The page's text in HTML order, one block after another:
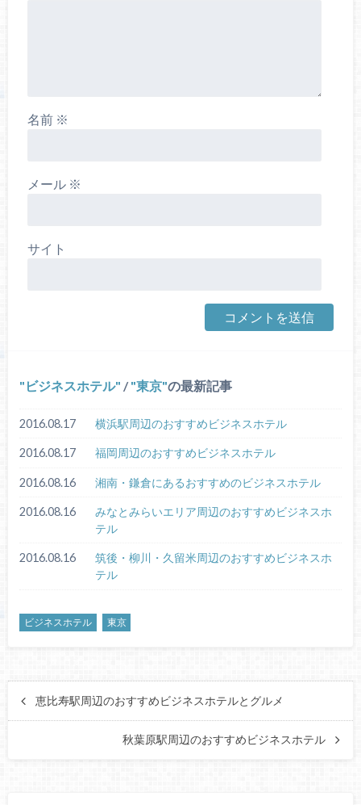
名前 ※
メール ※
サイト
ビジネスホテル / 東京 の最新記事
2016.08.17 横浜駅周辺のおすすめビジネスホテル
2016.08.17 福岡周辺のおすすめビジネスホテル
2016.08.16 湘南・鎌倉にあるおすすめのビジネスホテル
2016.08.16
みなとみらいエリア周辺のおすすめビジネスホ
テル
2016.08.16
筑後・柳川・久留米周辺のおすすめビジネスホ
テル
ビジネスホテル 東京
恵比寿駅周辺のおすすめビジネスホテルとグルメ
秋葉原駅周辺のおすすめビジネスホテル